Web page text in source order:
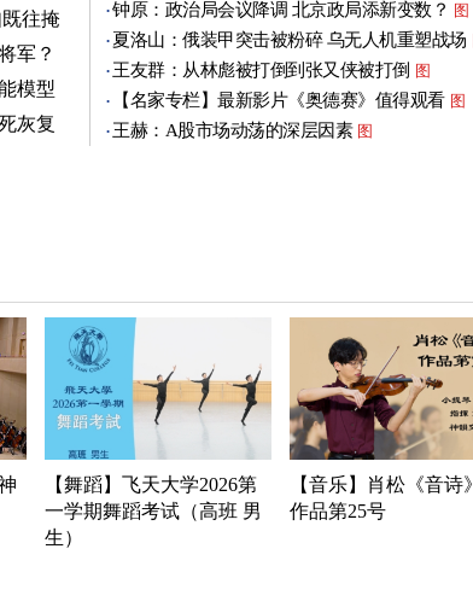
往掩
军？
模型
灰复
钟原：政治局会议降调 北京政局添新变数？ 图
夏洛山：俄装甲突击被粉碎 乌无人机重塑战场
王友群：从林彪被打倒到张又侠被打倒 图
【名家专栏】最新影片《奥德赛》值得观看 图
王赫：A股市场动荡的深层因素 图
【舞蹈】飞天大学2026第
一学期舞蹈考试（高班 男
生）
【音乐】肖松《音诗
作品第25号